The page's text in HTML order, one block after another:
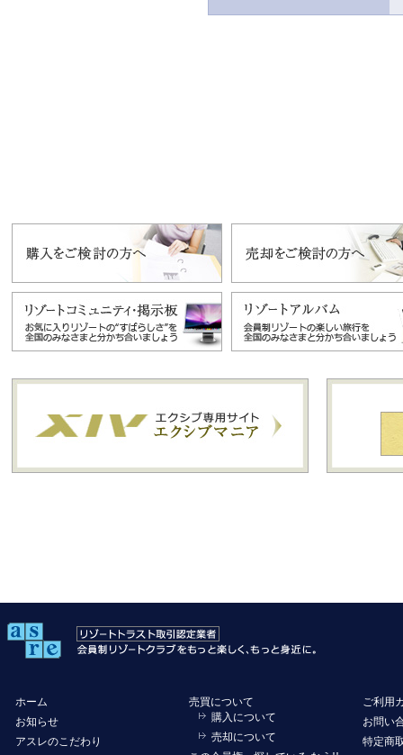
ホーム
お知らせ
アスレのこだわり
売買について
購入について
売却について
ご利用
お問い
特定商